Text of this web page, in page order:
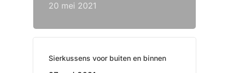
20 mei 2021
Sierkussens voor buiten en binnen